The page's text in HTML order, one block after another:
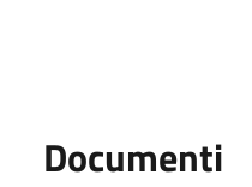
Documenti